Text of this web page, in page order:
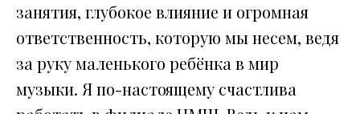
занятия, глубокое влияние и огромная
ответственность, которую мы несем, ведя
за руку маленького ребёнка в мир
музыки. Я по-настоящему счастлива